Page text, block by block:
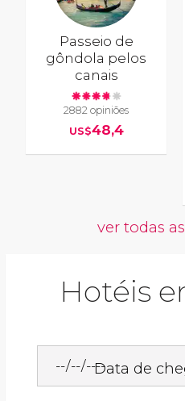
Passeio de
gôndola pelos
canais
2882 opiniões
US$48,4
ver todas
Hotéis
Data de